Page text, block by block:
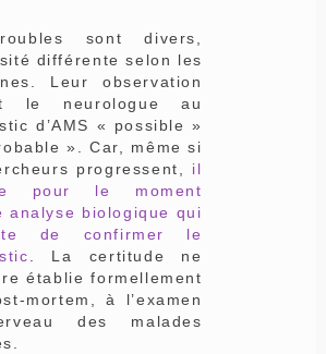
sont divers,
différente selon les
Leur observation
le neurologue au
d’AMS « possible »
». Car, même si
progressent, il
pour le moment
analyse biologique qui
de confirmer le
. La certitude ne
établie formellement
mortem, à l’examen
des malades